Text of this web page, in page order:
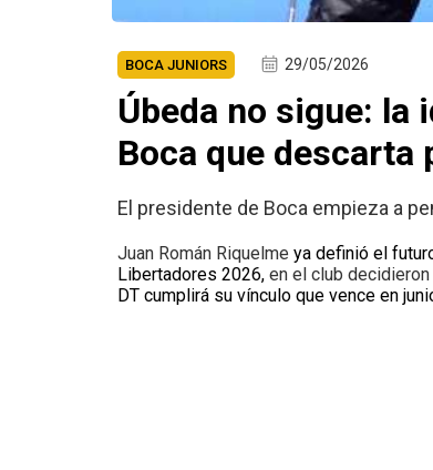
BOCA JUNIORS 29/05/2026
Úbeda no sigue: la
Boca que
El presidente de Boca empieza a
Juan Román Riquelme ya definió el
Libertadores 2026, en el club
DT cumplirá su vínculo que vence en